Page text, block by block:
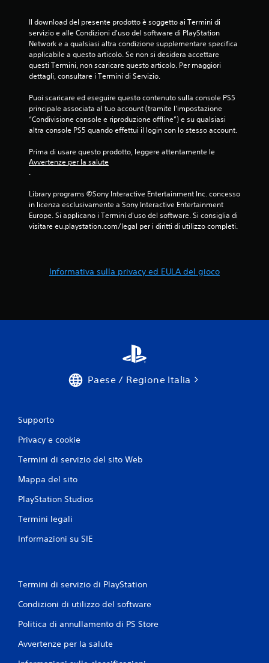
Il download del presente prodotto è soggetto ai Termini di
servizio e alle Condizioni d'uso del software di PlayStation
Network e a qualsiasi altra condizione supplementare specifica
applicabile a questo articolo. Se non si desidera accettare
questi Termini, non scaricare questo articolo. Per maggiori
dettagli, consultare i Termini di Servizio.
Puoi scaricare ed eseguire questo contenuto sulla console PS5
principale associata al tuo account (tramite l'impostazione
“Condivisione console e riproduzione offline”) e su qualsiasi
altra console PS5 quando effettui il login con lo stesso account.
Prima di usare questo prodotto, leggere attentamente le
Avvertenze per la salute
.
Library programs ©Sony Interactive Entertainment Inc. concesso
in licenza esclusivamente a Sony Interactive Entertainment
Europe. Si applicano i Termini d'uso del software. Si consiglia di
visitare eu.playstation.com/legal per i diritti di utilizzo completi.
Informativa sulla privacy ed EULA del gioco
Paese / Regione Italia
Supporto
Privacy e cookie
Termini di servizio del sito Web
Mappa del sito
PlayStation Studios
Termini legali
Informazioni su SIE
Termini di servizio di PlayStation
Condizioni di utilizzo del software
Politica di annullamento di PS Store
Avvertenze per la salute